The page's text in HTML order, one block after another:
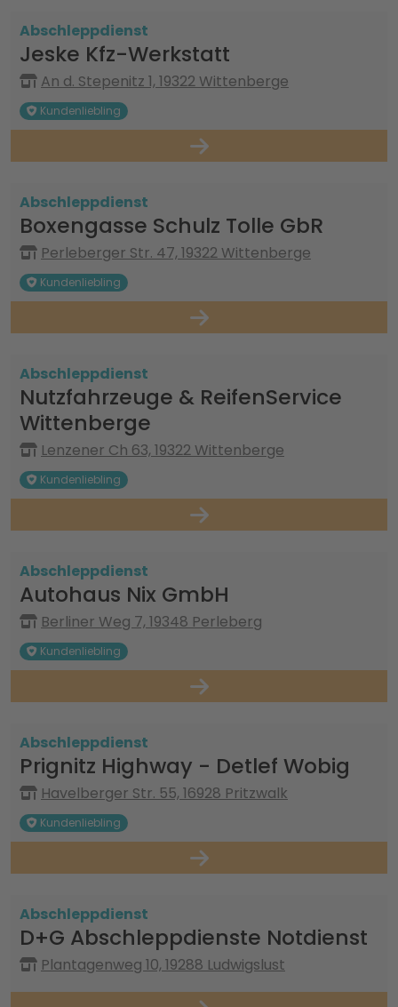
Abschleppdienst
Jeske Kfz-Werkstatt
An d. Stepenitz 1, 19322 Wittenberge
Kundenliebling
Abschleppdienst
Boxengasse Schulz Tolle GbR
Perleberger Str. 47, 19322 Wittenberge
Kundenliebling
Abschleppdienst
Nutzfahrzeuge & ReifenService
Wittenberge
Lenzener Ch 63, 19322 Wittenberge
Kundenliebling
Abschleppdienst
Autohaus Nix GmbH
Berliner Weg 7, 19348 Perleberg
Kundenliebling
Abschleppdienst
Prignitz Highway - Detlef Wobig
Havelberger Str. 55, 16928 Pritzwalk
Kundenliebling
Abschleppdienst
D+G Abschleppdienste Notdienst
Plantagenweg 10, 19288 Ludwigslust